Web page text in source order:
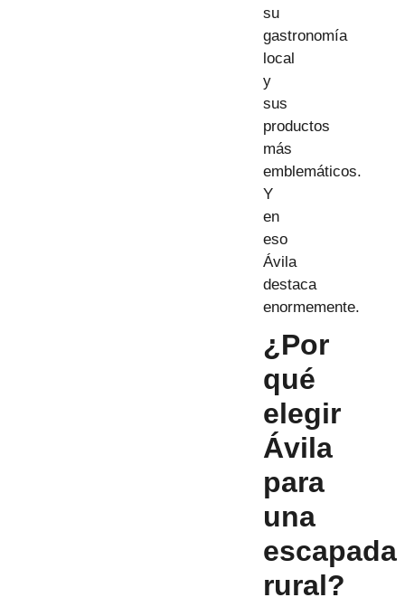
su
gastronomía
local
y
sus
productos
más
emblemáticos.
Y
en
eso
Ávila
destaca
enormemente.
¿Por
qué
elegir
Ávila
para
una
escapada
rural?